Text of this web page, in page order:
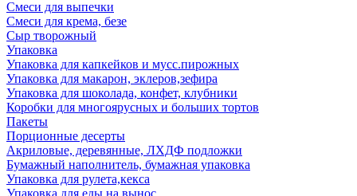
Смеси для выпечки
Смеси для крема, безе
Сыр творожный
Упаковка
Упаковка для капкейков и мусс.пирожных
Упаковка для макарон, эклеров,зефира
Упаковка для шоколада, конфет, клубники
Коробки для многоярусных и больших тортов
Пакеты
Порционные десерты
Акриловые, деревянные, ЛХДФ подложки
Бумажный наполнитель, бумажная упаковка
Упаковка для рулета,кекса
Упаковка для еды на вынос